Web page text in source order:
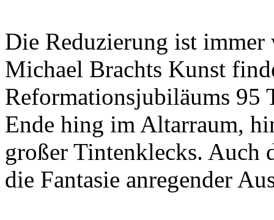
Die Reduzierung ist
Michael Brachts Kunst
Reformationsjubiläums 95
Ende hing im Altarraum,
großer Tintenklecks. Auch
die Fantasie anregender